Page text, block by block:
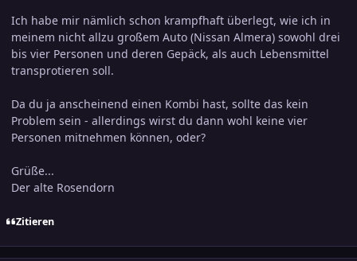
Ich habe mir nämlich schon krampfhaft überlegt, wie ich in
meinem nicht allzu großem Auto (Nissan Almera) sowohl drei
bis vier Personen und deren Gepäck, als auch Lebensmittel
transprotieren soll.
Da du ja anscheinend einen Kombi hast, sollte das kein
Problem sein - allerdings wirst du dann wohl keine vier
Personen mitnehmen können, oder?
Grüße...
Der alte Rosendorn
Zitieren